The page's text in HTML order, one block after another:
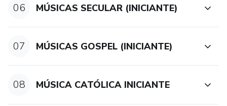
06 MÚSICAS SECULAR (INICIANTE)
07 MÚSICAS GOSPEL (INICIANTE)
08 MÚSICA CATÓLICA INICIANTE